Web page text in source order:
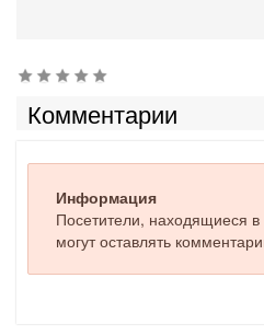
Комментарии
Информация
Посетители, находящиеся в
могут оставлять